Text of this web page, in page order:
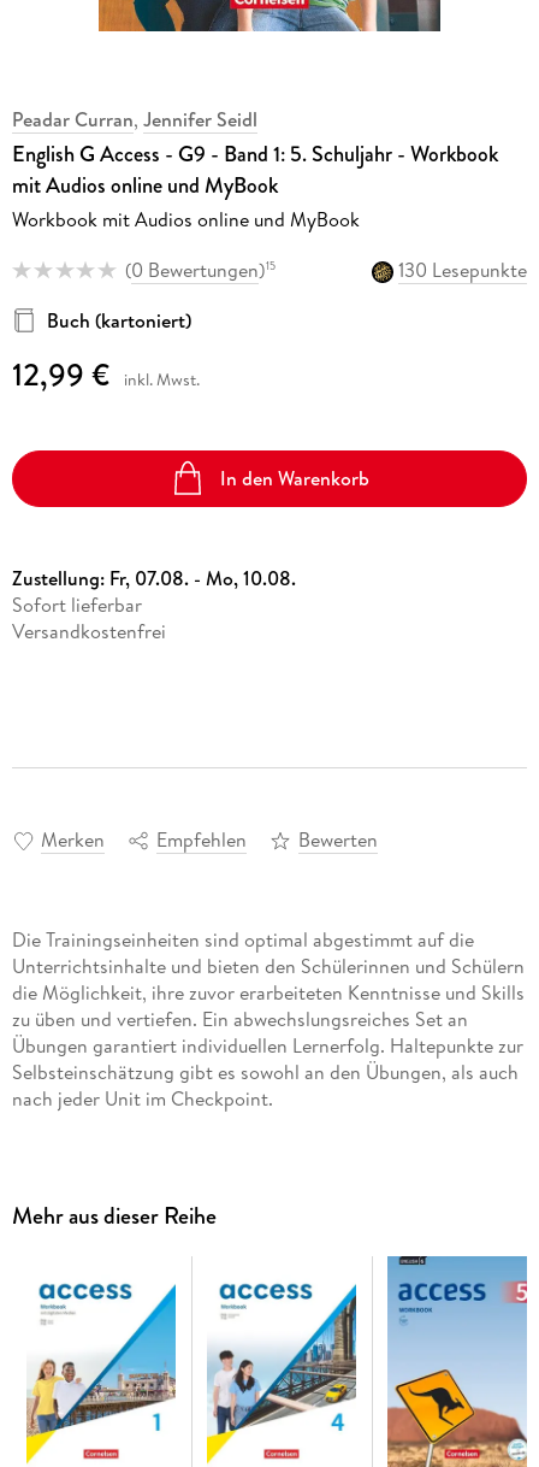
Peadar Curran, Jennifer Seidl
English G Access - G9 - Band 1: 5. Schuljahr - Workbook
mit Audios online und MyBook
Workbook mit Audios online und MyBook
(0 Bewertungen)15
130 Lesepunkte
Buch (kartoniert)
12,99 € inkl. Mwst.
In den Warenkorb
Zustellung: Fr, 07.08. - Mo, 10.08.
Sofort lieferbar
Versandkostenfrei
Merken Empfehlen Bewerten
Die Trainingseinheiten sind optimal abgestimmt auf die
Unterrichtsinhalte und bieten den Schülerinnen und Schülern
die Möglichkeit, ihre zuvor erarbeiteten Kenntnisse und Skills
zu üben und vertiefen. Ein abwechslungsreiches Set an
Übungen garantiert individuellen Lernerfolg. Haltepunkte zur
Selbsteinschätzung gibt es sowohl an den Übungen, als auch
nach jeder Unit im Checkpoint.
Mehr aus dieser Reihe